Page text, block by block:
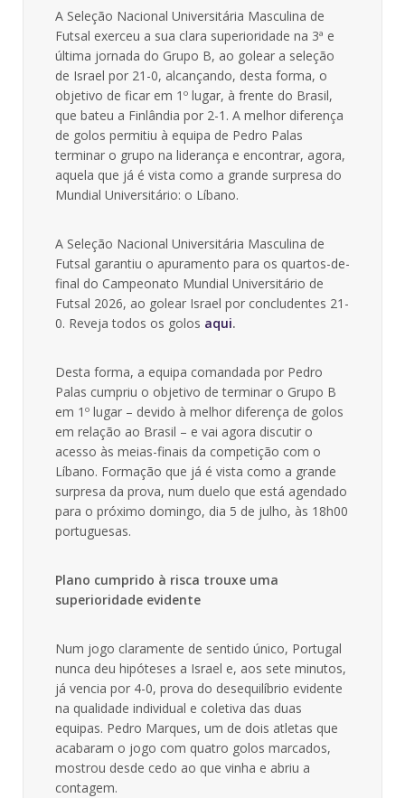
A Seleção Nacional Universitária Masculina de
Futsal exerceu a sua clara superioridade na 3ª e
última jornada do Grupo B, ao golear a seleção
de Israel por 21-0, alcançando, desta forma, o
objetivo de ficar em 1º lugar, à frente do Brasil,
que bateu a Finlândia por 2-1. A melhor diferença
de golos permitiu à equipa de Pedro Palas
terminar o grupo na liderança e encontrar, agora,
aquela que já é vista como a grande surpresa do
Mundial Universitário: o Líbano.
A Seleção Nacional Universitária Masculina de
Futsal garantiu o apuramento para os quartos-de-
final do Campeonato Mundial Universitário de
Futsal 2026, ao golear Israel por concludentes 21-
0. Reveja todos os golos aqui.
Desta forma, a equipa comandada por Pedro
Palas cumpriu o objetivo de terminar o Grupo B
em 1º lugar – devido à melhor diferença de golos
em relação ao Brasil – e vai agora discutir o
acesso às meias-finais da competição com o
Líbano. Formação que já é vista como a grande
surpresa da prova, num duelo que está agendado
para o próximo domingo, dia 5 de julho, às 18h00
portuguesas.
Plano cumprido à risca trouxe uma
superioridade evidente
Num jogo claramente de sentido único, Portugal
nunca deu hipóteses a Israel e, aos sete minutos,
já vencia por 4-0, prova do desequilíbrio evidente
na qualidade individual e coletiva das duas
equipas. Pedro Marques, um de dois atletas que
acabaram o jogo com quatro golos marcados,
mostrou desde cedo ao que vinha e abriu a
contagem.